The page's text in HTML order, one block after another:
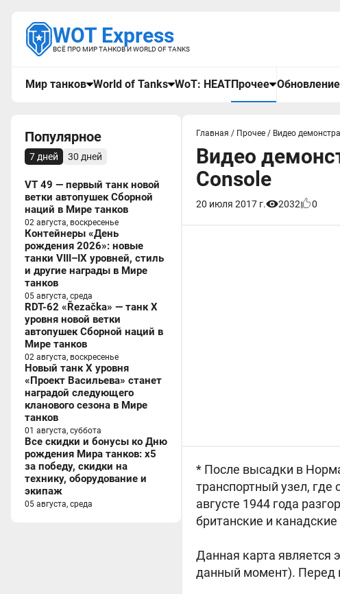
WOT Express
ВСЁ ПРО МИР ТАНКОВ И WORLD OF TANKS
Мир танков World of Tanks WoT: HEATПрочее
Популярное
7 дней 30 дней
VT 49 — первый танк новой
ветки автопушек Сборной
наций в Мире танков
02 августа, воскресенье
Контейнеры «День
рождения 2026»: новые
танки VIII–IX уровней, стиль
и другие награды в Мире
танков
05 августа, среда
RDT-62 «Řezačka» — танк X
уровня новой ветки
автопушек Сборной наций в
Мире танков
02 августа, воскресенье
Новый танк X уровня
«Проект Васильева» станет
наградой следующего
кланового сезона в Мире
танков
01 августа, суббота
Все скидки и бонусы ко Дню
рождения Мира танков: x5
за победу, скидки на
технику, оборудование и
экипаж
05 августа, среда
Главная / Прочее / Видео
Видео
Console
20 июля 2017 г. 2032 0
* После высадки в
транспортный узел,
августе 1944 года
британские и канадские
Данная карта является
данный момент). Перед